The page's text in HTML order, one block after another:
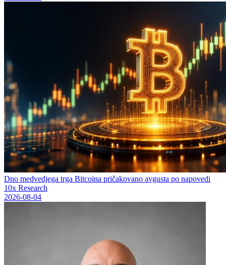
Dno medvedjega trga Bitcoina pričakovano avgusta po napovedi
10x Research
2026-08-04